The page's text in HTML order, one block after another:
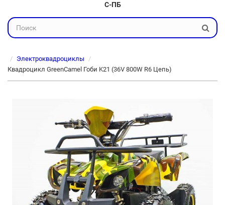
С-ПБ
Электроквадроциклы
Квадроцикл GreenCamel Гоби K21 (36V 800W R6 Цепь)